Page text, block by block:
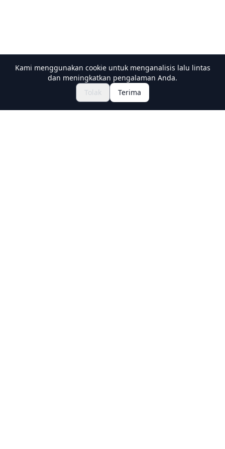
Pesan Sekarang
Kami menggunakan cookie untuk menganalisis lalu lintas
dan meningkatkan pengalaman Anda.
Tolak
Terima